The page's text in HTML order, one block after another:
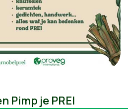
Pimp je PREI